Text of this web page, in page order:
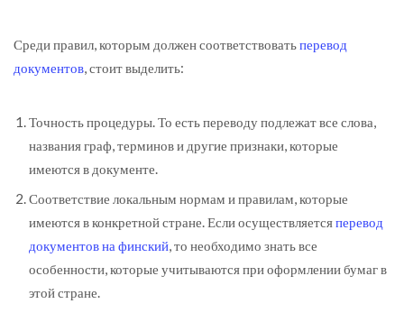
Среди правил, которым должен соответствоватьперевод
документов, стоит выделить:
Точность процедуры. То есть переводу подлежат все слова,
названия граф, терминов и другие признаки, которые
имеются в документе.
Соответствие локальным нормам и правилам, которые
имеются в конкретной стране. Если осуществляетсяперевод
документов на финский, то необходимо знать все
особенности, которые учитываются при оформлении бумаг в
этой стране.